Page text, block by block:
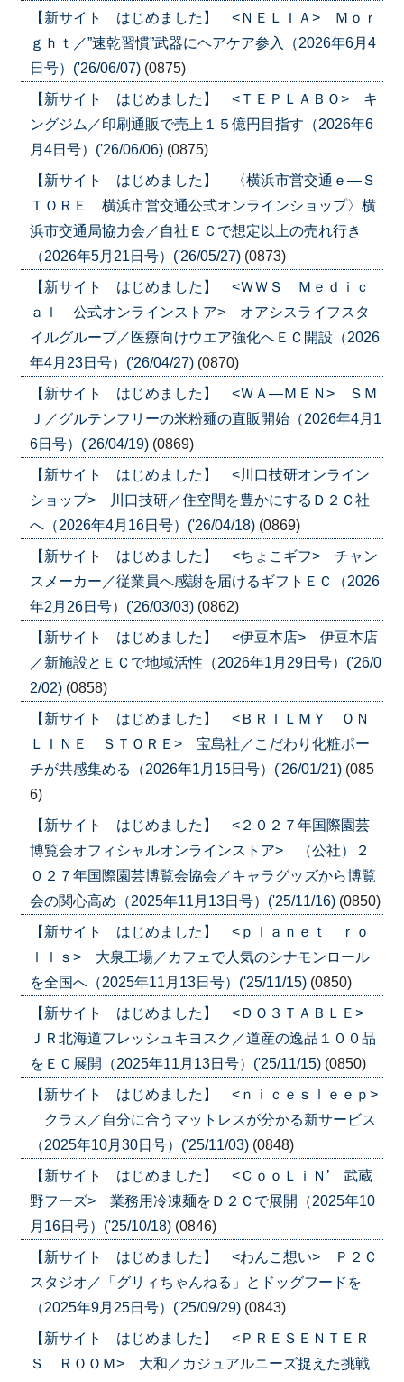
【新サイト はじめました】 <ＮＥＬＩＡ> Ｍｏｒ
ｇｈｔ／”速乾習慣”武器にヘアケア参入（2026年6月4
日号）('26/06/07) (0875)
【新サイト はじめました】 <ＴＥＰＬＡＢＯ> キ
ングジム／印刷通販で売上１５億円目指す（2026年6
月4日号）('26/06/06) (0875)
【新サイト はじめました】 〈横浜市営交通ｅ―Ｓ
ＴＯＲＥ 横浜市営交通公式オンラインショップ〉横
浜市交通局協力会／自社ＥＣで想定以上の売れ行き
（2026年5月21日号）('26/05/27) (0873)
【新サイト はじめました】 <ＷＷＳ Ｍｅｄｉｃ
ａｌ 公式オンラインストア> オアシスライフスタ
イルグループ／医療向けウエア強化へＥＣ開設（2026
年4月23日号）('26/04/27) (0870)
【新サイト はじめました】 <ＷＡ―ＭＥＮ> ＳＭ
Ｊ／グルテンフリーの米粉麺の直販開始（2026年4月1
6日号）('26/04/19) (0869)
【新サイト はじめました】 <川口技研オンライン
ショップ> 川口技研／住空間を豊かにするＤ２Ｃ社
へ（2026年4月16日号）('26/04/18) (0869)
【新サイト はじめました】 <ちょこギフ> チャン
スメーカー／従業員へ感謝を届けるギフトＥＣ（2026
年2月26日号）('26/03/03) (0862)
【新サイト はじめました】 <伊豆本店> 伊豆本店
／新施設とＥＣで地域活性（2026年1月29日号）('26/0
2/02) (0858)
【新サイト はじめました】 <ＢＲＩＬＭＹ ＯＮ
ＬＩＮＥ ＳＴＯＲＥ> 宝島社／こだわり化粧ポー
チが共感集める（2026年1月15日号）('26/01/21) (085
6)
【新サイト はじめました】 <２０２７年国際園芸
博覧会オフィシャルオンラインストア> （公社）２
０２７年国際園芸博覧会協会／キャラグッズから博覧
会の関心高め（2025年11月13日号）('25/11/16) (0850)
【新サイト はじめました】 <ｐｌａｎｅｔ ｒｏ
ｌｌｓ> 大泉工場／カフェで人気のシナモンロール
を全国へ（2025年11月13日号）('25/11/15) (0850)
【新サイト はじめました】 <ＤＯ３ＴＡＢＬＥ>
ＪＲ北海道フレッシュキヨスク／道産の逸品１００品
をＥＣ展開（2025年11月13日号）('25/11/15) (0850)
【新サイト はじめました】 <ｎｉｃｅｓｌｅｅｐ>
クラス／自分に合うマットレスが分かる新サービス
（2025年10月30日号）('25/11/03) (0848)
【新サイト はじめました】 <ＣｏｏＬｉＮ’ 武蔵
野フーズ> 業務用冷凍麺をＤ２Ｃで展開（2025年10
月16日号）('25/10/18) (0846)
【新サイト はじめました】 <わんこ想い> Ｐ２Ｃ
スタジオ／「グリィちゃんねる」とドッグフードを
（2025年9月25日号）('25/09/29) (0843)
【新サイト はじめました】 <ＰＲＥＳＥＮＴＥＲ
Ｓ ＲＯＯＭ> 大和／カジュアルニーズ捉えた挑戦